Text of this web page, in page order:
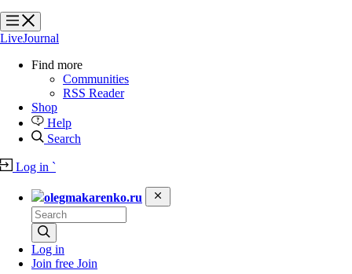
?
?
LiveJournal
Find more
Communities
RSS Reader
Shop
Help
Search
Log in `
olegmakarenko.ru
Log in
Join free Join